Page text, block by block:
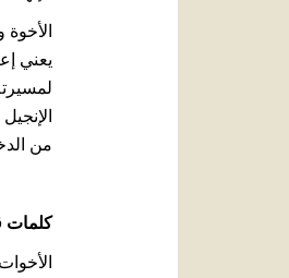
يعني
من
كلمات